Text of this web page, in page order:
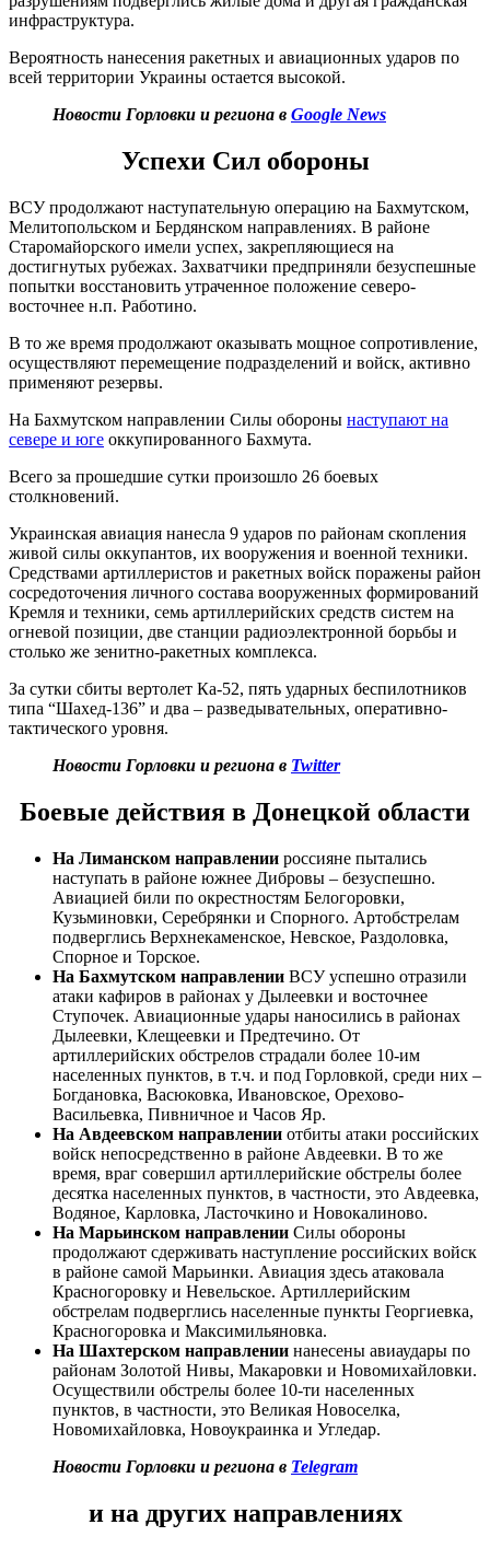
инфраструктура.
Вероятность нанесения ракетных и авиационных ударов по
всей территории Украины остается высокой.
Новости Горловки и региона в Google News
Успехи Сил обороны
ВСУ продолжают наступательную операцию на Бахмутском,
Мелитопольском и Бердянском направлениях. В районе
Старомайорского имели успех, закрепляющиеся на
достигнутых рубежах. Захватчики предприняли безуспешные
попытки восстановить утраченное положение северо-
восточнее н.п. Работино.
В то же время продолжают оказывать мощное сопротивление,
осуществляют перемещение подразделений и войск, активно
применяют резервы.
На Бахмутском направлении Силы обороны наступают на
севере и юге оккупированного Бахмута.
Всего за прошедшие сутки произошло 26 боевых
столкновений.
Украинская авиация нанесла 9 ударов по районам скопления
живой силы оккупантов, их вооружения и военной техники.
Средствами артиллеристов и ракетных войск поражены район
сосредоточения личного состава вооруженных формирований
Кремля и техники, семь артиллерийских средств систем на
огневой позиции, две станции радиоэлектронной борьбы и
столько же зенитно-ракетных комплекса.
За сутки сбиты вертолет Ка-52, пять ударных беспилотников
типа “Шахед-136” и два – разведывательных, оперативно-
тактического уровня.
Новости Горловки и региона в Twitter
Боевые действия в Донецкой области
На Лиманском направлении россияне пытались
наступать в районе южнее Дибровы – безуспешно.
Авиацией били по окрестностям Белогоровки,
Кузьминовки, Серебрянки и Спорного. Артобстрелам
подверглись Верхнекаменское, Невское, Раздоловка,
Спорное и Торское.
На Бахмутском направлении ВСУ успешно отразили
атаки кафиров в районах у Дылеевки и восточнее
Ступочек. Авиационные удары наносились в районах
Дылеевки, Клещеевки и Предтечино. От
артиллерийских обстрелов страдали более 10-им
населенных пунктов, в т.ч. и под Горловкой, среди них –
Богдановка, Васюковка, Ивановское, Орехово-
Васильевка, Пивничное и Часов Яр.
На Авдеевском направлении отбиты атаки российских
войск непосредственно в районе Авдеевки. В то же
время, враг совершил артиллерийские обстрелы более
десятка населенных пунктов, в частности, это Авдеевка,
Водяное, Карловка, Ласточкино и Новокалиново.
На Марьинском направлении Силы обороны
продолжают сдерживать наступление российских войск
в районе самой Марьинки. Авиация здесь атаковала
Красногоровку и Невельское. Артиллерийским
обстрелам подверглись населенные пункты Георгиевка,
Красногоровка и Максимильяновка.
На Шахтерском направлении нанесены авиаудары по
районам Золотой Нивы, Макаровки и Новомихайловки.
Осуществили обстрелы более 10-ти населенных
пунктов, в частности, это Великая Новоселка,
Новомихайловка, Новоукраинка и Угледар.
Новости Горловки и региона в Telegram
и на других направлениях